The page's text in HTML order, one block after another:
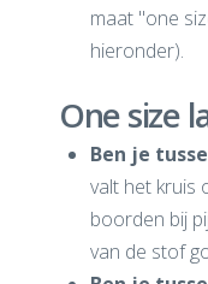
maat "one
hieronder).
One size
Ben je
valt het kruis
boorden bij
van de stof